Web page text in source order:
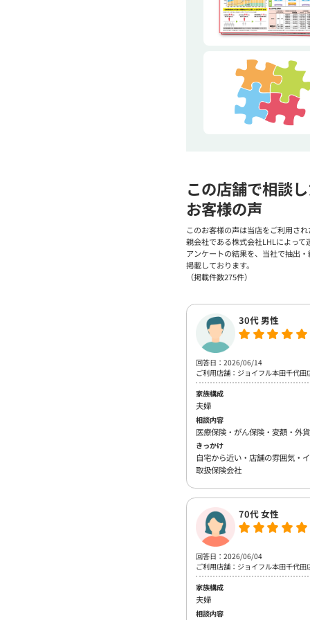
この店舗で相談
お客様の声
このお客様の声は当店をご利用さ
親会社である株式会社LHLによって
アンケートの結果を、当社で抽出
掲載しております。
（掲載件数275件）
30代 男性
回答日：2026/06/14
ご利用店舗：ジョイフル本田千代田
家族構成
夫婦
相談内容
医療保険・がん保険・変額・外
きっかけ
自宅から近い・店舗の雰囲気・
取扱保険会社
70代 女性
回答日：2026/06/04
ご利用店舗：ジョイフル本田千代田
家族構成
夫婦
相談内容